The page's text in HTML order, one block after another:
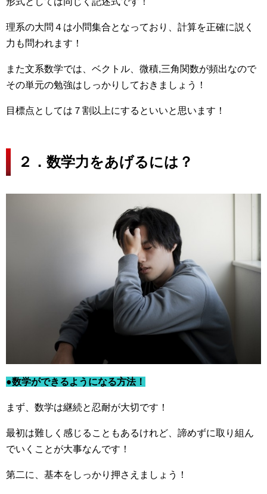
理系の大問４は小問集合となっており、計算を正確に説く
力も問われます！
また文系数学では、ベクトル、微積,三角関数が頻出なので
その単元の勉強はしっかりしておきましょう！
目標点としては７割以上にするといいと思います！
２．数学力をあげるには？
●数学ができるようになる方法！
まず、数学は継続と忍耐が大切です！
最初は難しく感じることもあるけれど、諦めずに取り組ん
でいくことが大事なんです！
第二に、基本をしっかり押さえましょう！